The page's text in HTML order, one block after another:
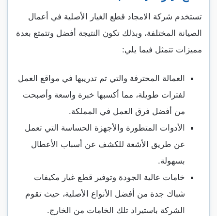
تستخدم شركة الامجاد قطع الغيار الأصلية في أعمال
الصيانة المختلفة، وبذلك تكون النتيجة أفضل وتتمتع بعدة
مميزات تتمثل فيما يلي:
العمالة المحترفة والتي تم تدريبها في مواقع العمل
لفترات طويلة، مما أكسبها خبرة واسعة وأصبحت
من أفضل فرق العمل في المملكة.
الأدوات المتطورة والأجهزة الحساسة التي تعمل
عن طريق الأشعة للكشف عن أسباب الأعطال
بسهولة.
خامات عالية الجودة وتوفير قطع غيار مكيفات
شباك جدة من أفضل الأنواع الأصلية، حيث تقوم
الشركة باستيراد تلك الخامات من الخارج.